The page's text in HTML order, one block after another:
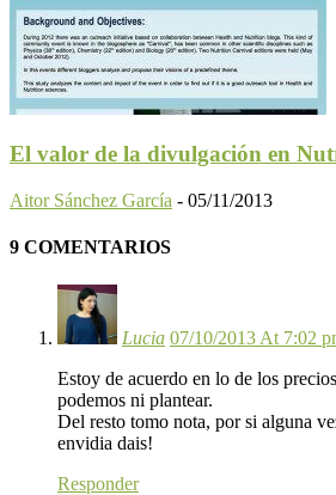
El valor de la divulgación en
Aitor Sánchez García - 05/11/2013
9 COMENTARIOS
Lucia 07/10/2013 At 7:02
Estoy de acuerdo en lo de los
podemos ni plantear.
Del resto tomo nota, por si alguna
envidia dais!
Responder